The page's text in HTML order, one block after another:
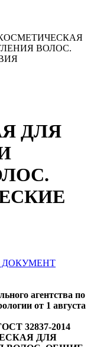
КОСМЕТИЧЕСКАЯ
ВОЛОС.
ДЛЯ
ДОКУМЕНТ
агентства по
от 1 августа
32837-2014
ДЛЯ